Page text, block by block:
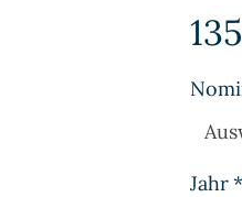
Jahr*